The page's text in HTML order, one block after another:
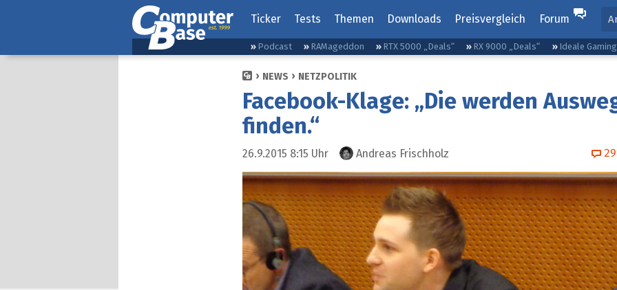
Ticker Tests Themen Downloads Preisvergleich Forum
Podcast RAMageddon RTX 5000 „Deals“ RX 9000 „Deals“ Ideale
NEWS NETZPOLITIK
Facebook-Klage: „Die werden
finden.“
26.9.2015 8:15 Uhr Andreas Frischholz 29